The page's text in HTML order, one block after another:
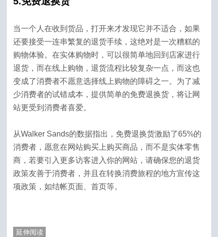
当一个人在收到货品，打开来才发现它并不适合，如果
还要接受一连串繁复的退货手续，这绝对是一次糟糕的
购物体验。在实体购物时，可以很简单地回到店家进行
退货，而在线上购物，退货流程比较复杂一点，而这也
变成了消费者不愿意选择线上购物的障碍之一。为了减
少消费者的试错成本，提供简单的免费退换货，将让网
站更受到消费者喜爱。
从Walker Sands的数据指出，免费退换货激励了65%的
消费者，愿意在网站购买上购买商品，而不是实体零售
商，若要引入更多访客进入你的网站，请确保您的退货
政策友善于消费者，并且在转换消费旅程的地方宣传这
项政策，如结帐页面、首页等。
延伸阅读